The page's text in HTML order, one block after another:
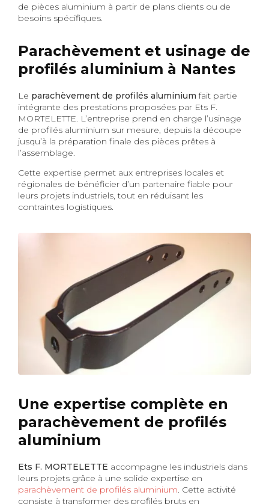
de pièces aluminium à partir de plans clients ou de
besoins spécifiques.
Parachèvement et usinage de
profilés aluminium à Nantes
Le parachèvement de profilés aluminium fait partie
intégrante des prestations proposées par Ets F.
MORTELETTE. L’entreprise prend en charge l’usinage
de profilés aluminium sur mesure, depuis la découpe
jusqu’à la préparation finale des pièces prêtes à
l’assemblage.
Cette expertise permet aux entreprises locales et
régionales de bénéficier d’un partenaire fiable pour
leurs projets industriels, tout en réduisant les
contraintes logistiques.
Une expertise complète en
parachèvement de profilés
aluminium
Ets F. MORTELETTE accompagne les industriels dans
leurs projets grâce à une solide expertise en
parachèvement de profilés aluminium. Cette activité
consiste à transformer des profilés bruts en